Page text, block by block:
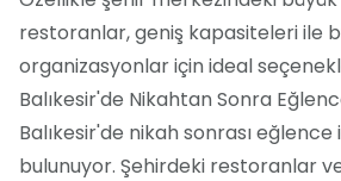
restoranlar, geniş kapasiteleri ile
organizasyonlar için ideal
Balıkesir'de Nikahtan Sonra
Balıkesir'de nikah sonrası
bulunuyor. Şehirdeki restoranlar